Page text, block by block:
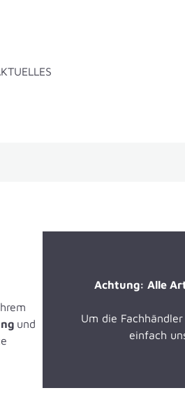
und
Achtung: Alle
Um die
einfach